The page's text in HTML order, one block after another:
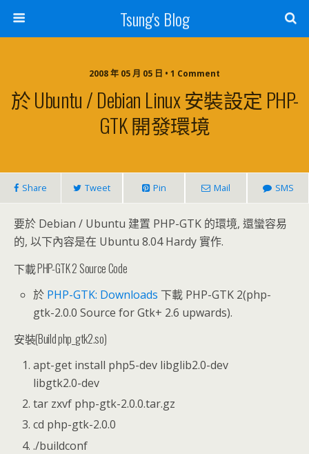
Tsung's Blog
2008 年 05 月 05 日 • 1 Comment
於 Ubuntu / Debian Linux 安裝設定 PHP-
GTK 開發環境
Share Tweet Pin Mail SMS
要於 Debian / Ubuntu 建置 PHP-GTK 的環境, 還蠻容易
的, 以下內容是在 Ubuntu 8.04 Hardy 實作.
下載 PHP-GTK 2 Source Code
於 PHP-GTK: Downloads 下載 PHP-GTK 2(php-
gtk-2.0.0 Source for Gtk+ 2.6 upwards).
安裝(Build php_gtk2.so)
apt-get install php5-dev libglib2.0-dev
libgtk2.0-dev
tar zxvf php-gtk-2.0.0.tar.gz
cd php-gtk-2.0.0
./buildconf